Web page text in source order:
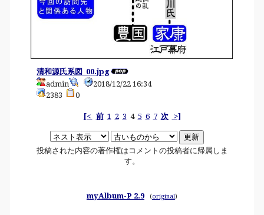
清和源氏系図_00.jpg
admin
2018/12/22 16:34
2383
0
[< 前 1 2 3 4 5 6 7 次 >]
投稿された内容の著作権はコメントの投稿者に帰属しま
す。
myAlbum-P 2.9 (original)